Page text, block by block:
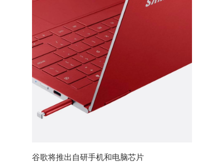
谷歌将推出自研手机和电脑芯片